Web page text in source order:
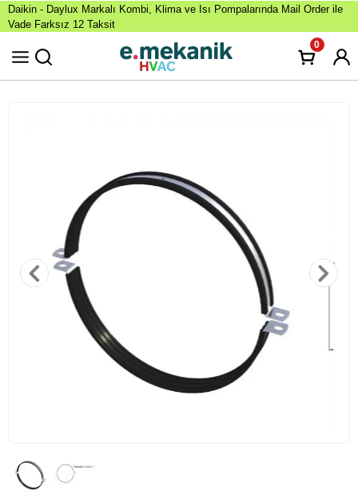
Daikin - Daylux Markalı Kombi, Klima ve Isı Pompalarında Mail Order ile
Vade Farksız 12 Taksit
0